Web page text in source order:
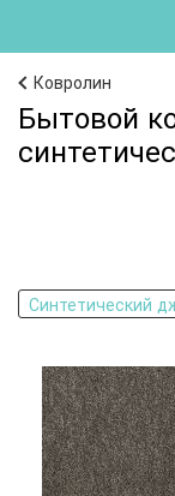
Ковролин
Бытовой
Синтетический